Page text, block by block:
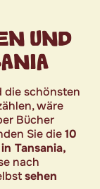
UND
die schönsten
wäre
Bücher
Sie die10
Tansania,
nach
sehen